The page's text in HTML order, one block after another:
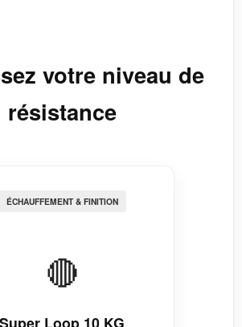
votre niveau de
résistance
ÉCHAUFFEMENT & FINITION
🔴
Super Loop 10 KG